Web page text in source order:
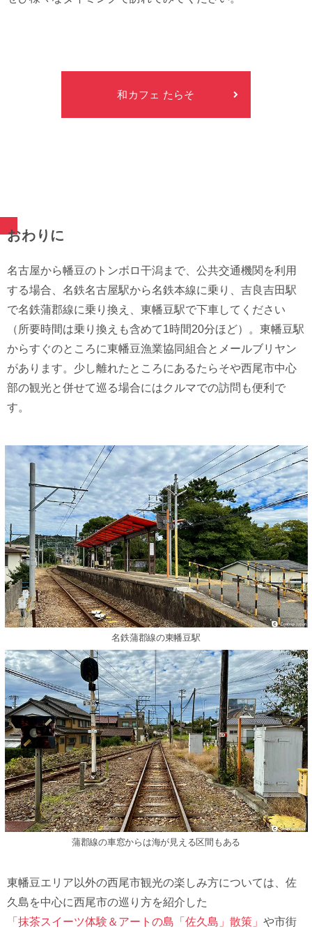
和カフェ たらそ
おわりに
名古屋から幡豆のトンボロ干潟まで、公共交通機関を利用
する場合、名鉄名古屋駅から名鉄本線に乗り、吉良吉田駅
で名鉄蒲郡線に乗り換え、東幡豆駅で下車してください
（所要時間は乗り換えも含めて1時間20分ほど）。東幡豆駅
からすぐのところに東幡豆漁業協同組合とメールブリヤン
があります。少し離れたところにあるたらそや西尾市中心
部の観光と併せて巡る場合にはクルマでの訪問も便利で
す。
名鉄蒲郡線の東幡豆駅
蒲郡線の車窓からは海が見える区間もある
東幡豆エリア以外の西尾市観光の楽しみ方については、佐
久島を中心に西尾市の巡り方を紹介した
「抹茶スイーツ体験＆アートの島「佐久島」散策」 や市街